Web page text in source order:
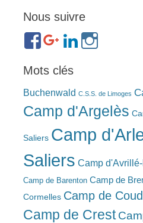
Nous suivre
https://
ref=br_rs
https://https://
bonin-
Mots clés
Buchenwald C.S.S. de Limoges
Camp d'Argelès
Saliers Camp
Saliers Camp
Camp de Barenton Camp de
Cormelles Camp de
Camp de Crest